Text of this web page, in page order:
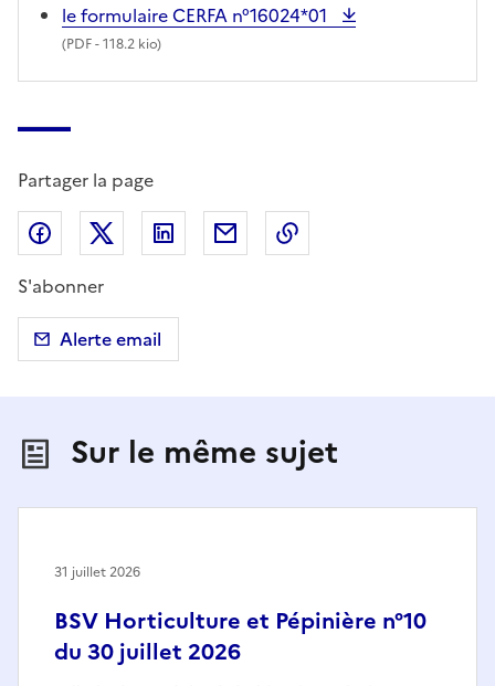
le formulaire CERFA n°16024*01
(PDF- 118.2 kio)
Partager la page
Partager sur Facebook
Partager sur X (anciennement Twitter)
Partager sur LinkedIn
Partager par email
S'abonner
Alerte email
Sur le même sujet
BSV Horticulture et Pépinière n°10
du 30 juillet 2026
31 juillet 2026